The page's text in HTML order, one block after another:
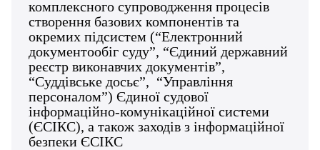
комплексного супроводження процесів
створення базових компонентів та
окремих підсистем (“Електронний
документообіг суду”, “Єдиний державний
реєстр виконавчих документів”,
“Суддівське досьє”, “Управління
персоналом”) Єдиної судової
інформаційно-комунікаційної системи
(ЄСІКС), а також заходів з інформаційної
безпеки ЄСІКС